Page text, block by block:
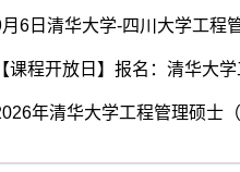
【课程开放日】报名：清华大
年清华大学工程管理硕士